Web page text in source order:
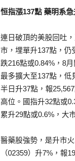
恒指漲137點 藥明系急
連日破頂的美股回吐
市，埋單升137點，仍
跌216點或0.84%，8
最多擴大至137點，低
半日升37點，報
高位。國指升32點或
累升29點或0.6%，大
醫藥股強勢，是升市
（02359）升7%，報